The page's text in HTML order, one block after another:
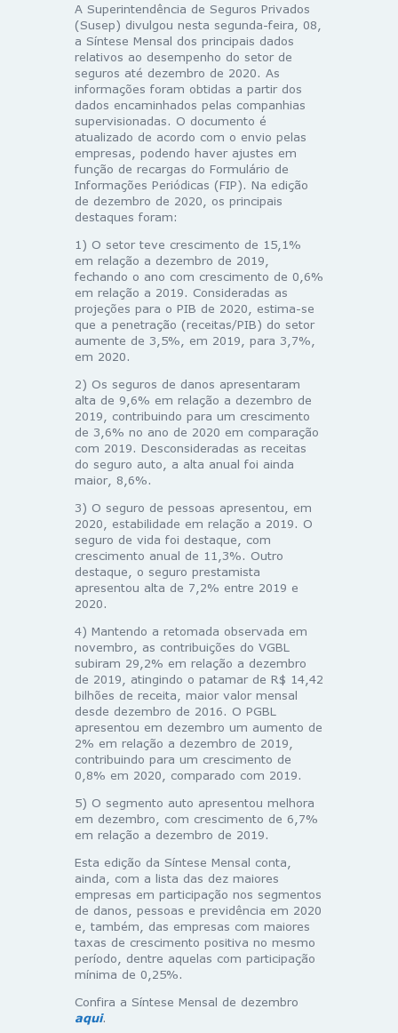
A Superintendência de Seguros Privados
(Susep) divulgou nesta segunda-feira, 08,
a Síntese Mensal dos principais dados
relativos ao desempenho do setor de
seguros até dezembro de 2020. As
informações foram obtidas a partir dos
dados encaminhados pelas companhias
supervisionadas. O documento é
atualizado de acordo com o envio pelas
empresas, podendo haver ajustes em
função de recargas do Formulário de
Informações Periódicas (FIP). Na edição
de dezembro de 2020, os principais
destaques foram:
1) O setor teve crescimento de 15,1%
em relação a dezembro de 2019,
fechando o ano com crescimento de 0,6%
em relação a 2019. Consideradas as
projeções para o PIB de 2020, estima-se
que a penetração (receitas/PIB) do setor
aumente de 3,5%, em 2019, para 3,7%,
em 2020.
2) Os seguros de danos apresentaram
alta de 9,6% em relação a dezembro de
2019, contribuindo para um crescimento
de 3,6% no ano de 2020 em comparação
com 2019. Desconsideradas as receitas
do seguro auto, a alta anual foi ainda
maior, 8,6%.
3) O seguro de pessoas apresentou, em
2020, estabilidade em relação a 2019. O
seguro de vida foi destaque, com
crescimento anual de 11,3%. Outro
destaque, o seguro prestamista
apresentou alta de 7,2% entre 2019 e
2020.
4) Mantendo a retomada observada em
novembro, as contribuições do VGBL
subiram 29,2% em relação a dezembro
de 2019, atingindo o patamar de R$ 14,42
bilhões de receita, maior valor mensal
desde dezembro de 2016. O PGBL
apresentou em dezembro um aumento de
2% em relação a dezembro de 2019,
contribuindo para um crescimento de
0,8% em 2020, comparado com 2019.
5) O segmento auto apresentou melhora
em dezembro, com crescimento de 6,7%
em relação a dezembro de 2019.
Esta edição da Síntese Mensal conta,
ainda, com a lista das dez maiores
empresas em participação nos segmentos
de danos, pessoas e previdência em 2020
e, também, das empresas com maiores
taxas de crescimento positiva no mesmo
período, dentre aquelas com participação
mínima de 0,25%.
Confira a Síntese Mensal de dezembro
aqui.